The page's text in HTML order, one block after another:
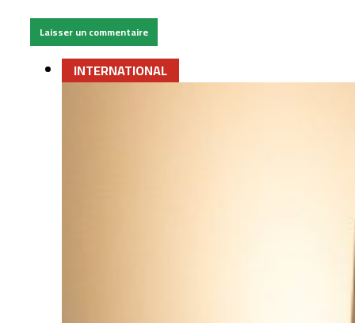
INTERNATIONAL